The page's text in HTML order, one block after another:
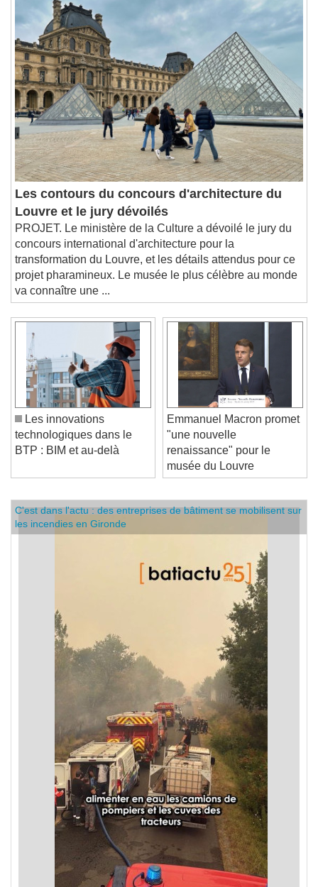
Les contours du concours d'architecture du
Louvre et le jury dévoilés
PROJET. Le ministère de la Culture a dévoilé le jury du
concours international d'architecture pour la
transformation du Louvre, et les détails attendus pour ce
projet pharamineux. Le musée le plus célèbre au monde
va connaître une ...
Les innovations
technologiques dans le
Emmanuel Macron promet
"une nouvelle
renaissance" pour le
musée du Louvre
C'est dans l'actu : des entreprises de bâtiment se mobilisent sur
les incendies en Gironde